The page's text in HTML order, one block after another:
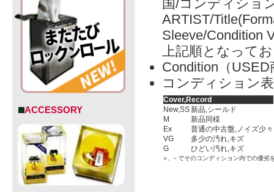
ACCESSORY
国/コンディショ
ARTIST/
Sleeve/Condition
上記順となって
Condition（
コンディション
Cover,Record
New,SS新品,シールド
M
新品同様
Ex
普通の中古盤,ノイズ少々
VG
多少の汚れ,キズ
G
ひどい汚れ,キズ
＋, －でそのコンディション内での優劣